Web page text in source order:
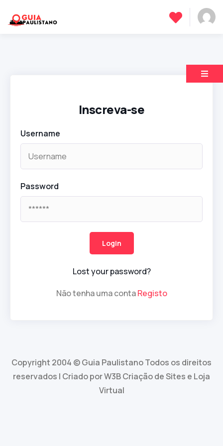
Inscreva-se
Username
Password
Lost your password?
Não tenha uma contaRegisto
Copyright 2004 © Guia Paulistano Todos os direitos
reservados | Criado por W3B Criação de Sites e Loja
Virtual